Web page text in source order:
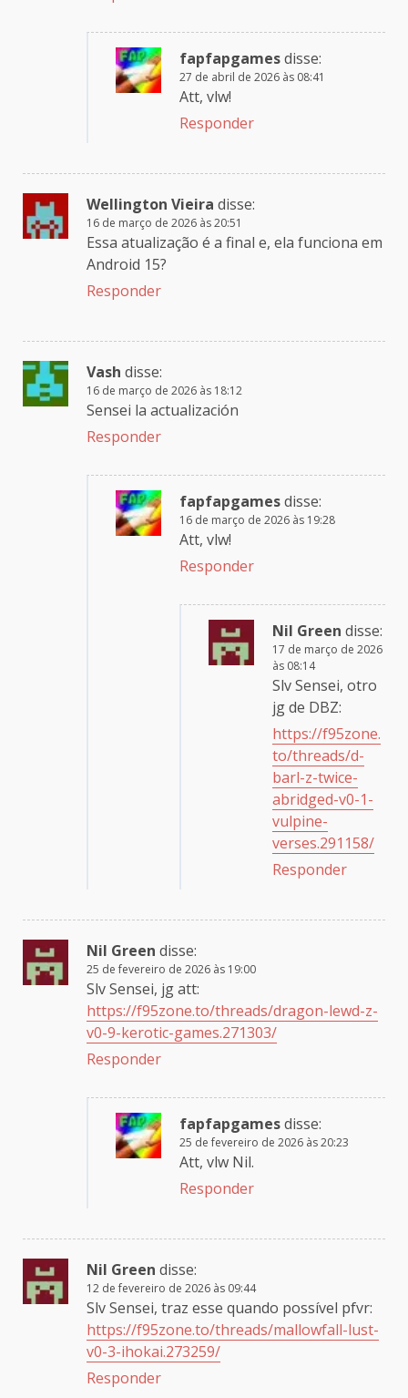
fapfapgamesdisse:
27 de abril de 2026 às 08:41
Att, vlw!
Responder
Wellington Vieira disse:
16 de março de 2026 às 20:51
Essa atualização é a final e, ela funciona em
Android 15?
Responder
Vash disse:
16 de março de 2026 às 18:12
Sensei la actualización
Responder
fapfapgamesdisse:
16 de março de 2026 às 19:28
Att, vlw!
Responder
Nil Green disse:
17 de março de 2026
às 08:14
Slv Sensei, otro
jg de DBZ:
https://f95zone.
to/threads/d-
barl-z-twice-
abridged-v0-1-
vulpine-
verses.291158/
Responder
Nil Green disse:
25 de fevereiro de 2026 às 19:00
Slv Sensei, jg att:
https://f95zone.to/threads/dragon-lewd-z-
v0-9-kerotic-games.271303/
Responder
fapfapgamesdisse:
25 de fevereiro de 2026 às 20:23
Att, vlw Nil.
Responder
Nil Green disse:
12 de fevereiro de 2026 às 09:44
Slv Sensei, traz esse quando possível pfvr:
https://f95zone.to/threads/mallowfall-lust-
v0-3-ihokai.273259/
Responder